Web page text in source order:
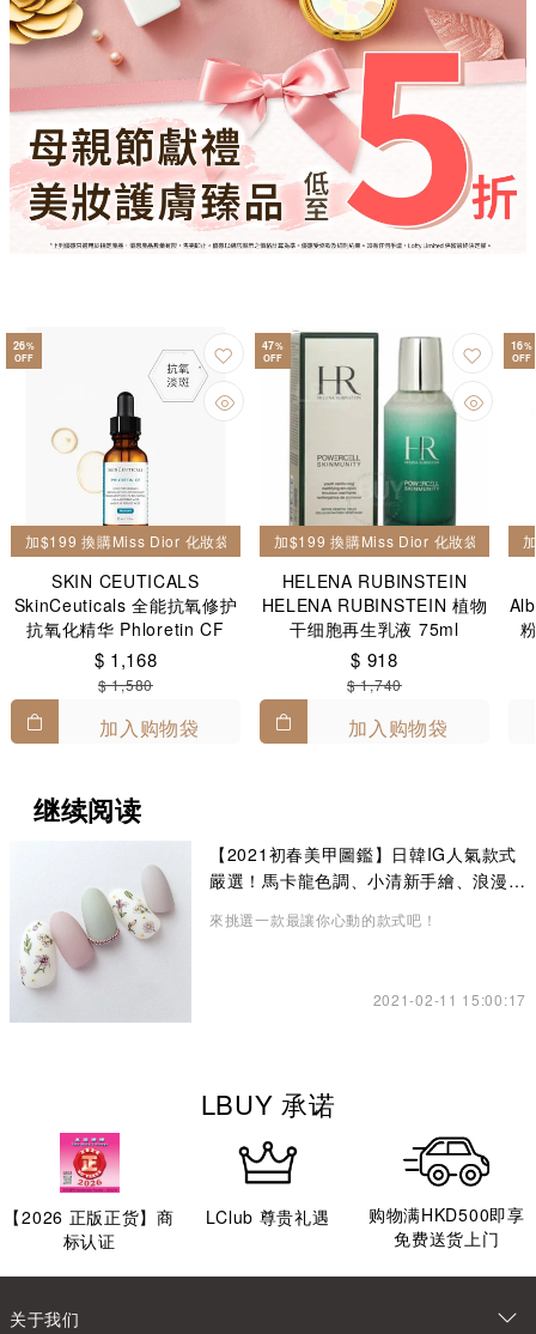
26%
OFF
加$199 換購Miss Dior 化妝袋一個
SKIN CEUTICALS
SkinCeuticals 全能抗氧修护
抗氧化精华 Phloretin CF
30ml
$ 1,168
$ 1,580
加入购物袋
47%
OFF
加$199 換購Miss Dior 化妝袋一個
HELENA RUBINSTEIN
HELENA RUBINSTEIN 植物
干细胞再生乳液 75ml
$ 918
$ 1,740
加入购物袋
16%
OFF
继续阅读
【2021初春美甲圖鑑】日韓IG人氣款式
嚴選！馬卡龍色調、小清新手繪、浪漫乾
來挑選一款最讓你心動的款式吧！
2021-02-11 15:00:17
LBUY 承诺
【2026 正版正货】商
标认证
LClub 尊贵礼遇
购物满HKD500即享
免费送货上门
关于我们